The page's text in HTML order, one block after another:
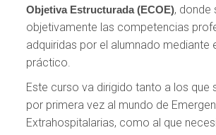
Objetiva Estructurada (ECOE), donde
objetivamente las competencias
adquiridas por el alumnado mediante
práctico.
Este curso va dirigido tanto a los que
por primera vez al mundo de
Extrahospitalarias, como al que